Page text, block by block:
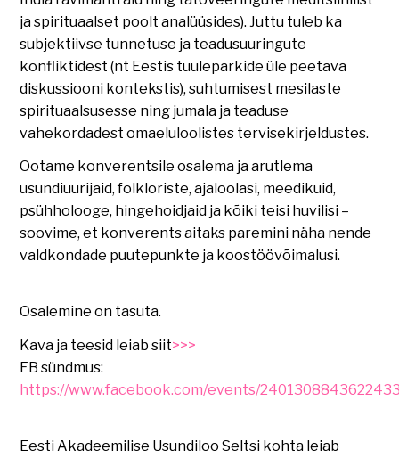
ja spirituaalset poolt analüüsides). Juttu tuleb ka
subjektiivse tunnetuse ja teadusuuringute
konfliktidest (nt Eestis tuuleparkide üle peetava
diskussiooni kontekstis), suhtumisest mesilaste
spirituaalsusesse ning jumala ja teaduse
vahekordadest omaeluloolistes tervisekirjeldustes.
Ootame konverentsile osalema ja arutlema
usundiuurijaid, folkloriste, ajaloolasi, meedikuid,
psühholooge, hingehoidjaid ja kõiki teisi huvilisi –
soovime, et konverents aitaks paremini näha nende
valdkondade puutepunkte ja koostöövõimalusi.
Osalemine on tasuta.
Kava ja teesid leiab siit>>>
FB sündmus:
https://www.facebook.com/events/
Eesti Akadeemilise Usundiloo Seltsi kohta leiab